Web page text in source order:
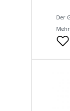
Der